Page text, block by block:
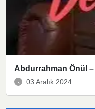
Abdurrahman Önül
03 Aralık 2024